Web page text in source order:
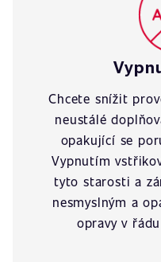
Chcete snížit
neustálé
opakující se
Vypnutím
tyto starosti a
nesmyslným a
opravy v